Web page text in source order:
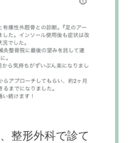
整形外科で診て